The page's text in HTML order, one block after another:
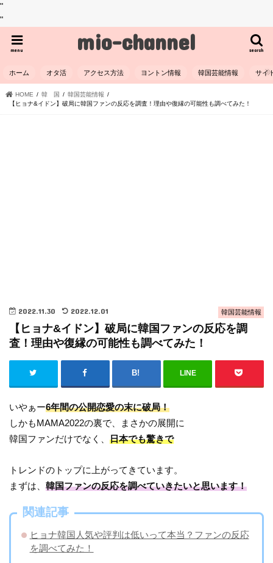
"
"
mio-channel search
menu
ホーム オタ活 アクセス方法 ヨントン情報 韓国芸能情報 サイ
HOME 韓 国
韓国芸能情報
【ヒョナ&イドン】破局に韓国ファンの反応を調査！理由や復縁の可能性も調べてみた！
韓国芸能情報
2022.11.30 2022.12.01
【ヒョナ&イドン】破局に韓国ファンの反応を調
査！理由や復縁の可能性も調べてみた！
LINE
いやぁー6年間の公開恋愛の末に破局！
しかもMAMA2022の裏で、まさかの展開に
韓国ファンだけでなく、日本でも驚きで
トレンドのトップに上がってきています。
まずは、韓国ファンの反応を調べていきたいと思います！
関連記事
ヒョナ韓国人気や評判は低いって本当？ファンの反応
を調べてみた！